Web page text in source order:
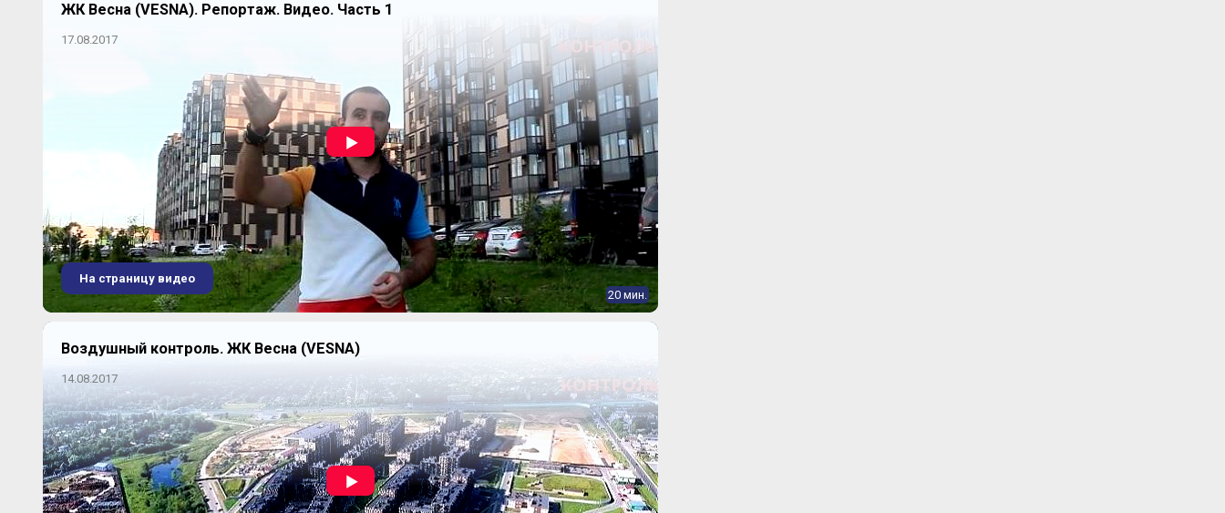
ЖК Весна (VESNA). Репортаж. Видео. Часть 1
17.08.2017
20 мин.
На страницу видео
Воздушный контроль. ЖК Весна (VESNA)
14.08.2017